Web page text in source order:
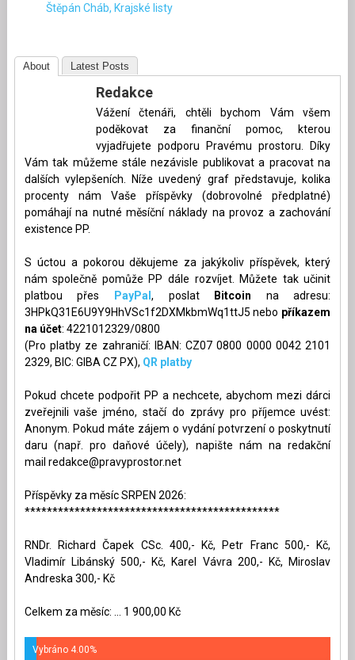
Štěpán Cháb, Krajské listy
About Latest Posts
Redakce
Vážení čtenáři, chtěli bychom Vám všem
poděkovat za finanční pomoc, kterou
vyjadřujete podporu Pravému prostoru. Díky
Vám tak můžeme stále nezávisle publikovat a pracovat na
dalších vylepšeních. Níže uvedený graf představuje, kolika
procenty nám Vaše příspěvky (dobrovolné předplatné)
pomáhají na nutné měsíční náklady na provoz a zachování
existence PP.
S úctou a pokorou děkujeme za jakýkoliv příspěvek, který
nám společně pomůže PP dále rozvíjet. Můžete tak učinit
platbou přes
PayPal, poslat Bitcoin na adresu:
3HPkQ31E6U9Y9HhVSc1f2DXMkbmWq1ttJ5 nebo příkazem
na účet: 4221012329/0800
(Pro platby ze zahraničí: IBAN: CZ07 0800 0000 0042 2101
2329, BIC: GIBA CZ PX), QR platby
Pokud chcete podpořit PP a nechcete, abychom mezi dárci
zveřejnili vaše jméno, stačí do zprávy pro příjemce uvést:
Anonym. Pokud máte zájem o vydání potvrzení o poskytnutí
daru (např. pro daňové účely), napište nám na redakční
mail redakce@pravyprostor.net
Příspěvky za měsíc SRPEN 2026:
**********************************************
RNDr. Richard Čapek CSc. 400,- Kč, Petr Franc 500,- Kč,
Vladimír Libánský 500,- Kč, Karel Vávra 200,- Kč, Miroslav
Andreska 300,- Kč
Celkem za měsíc: ... 1 900,00 Kč
Vybráno 4.00%